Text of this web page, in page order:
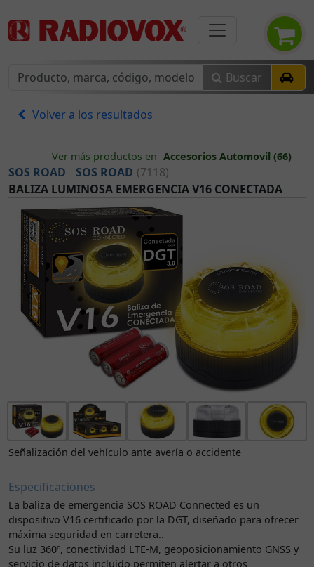
Buscar
Volver a los resultados
Ver más productos en Accesorios Automovil (66)
SOS ROAD SOS ROAD (7118)
BALIZA LUMINOSA EMERGENCIA V16 CONECTADA
Señalización del vehículo ante avería o accidente
Especificaciones
La baliza de emergencia SOS ROAD Connected es un
dispositivo V16 certificado por la DGT, diseñado para ofrecer
máxima seguridad en carretera..
Su luz 360º, conectividad LTE-M, geoposicionamiento GNSS y
servicio de datos incluido permiten alertar a otros